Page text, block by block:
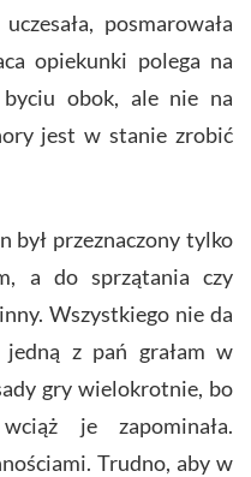
posmarowała
opiekunki polega na
byciu obok, ale nie na
jest w stanie zrobić
był przeznaczony tylko
a do sprzątania czy
Wszystkiego nie da
z pań grałam w
gry wielokrotnie, bo
je zapominała.
Trudno, aby w